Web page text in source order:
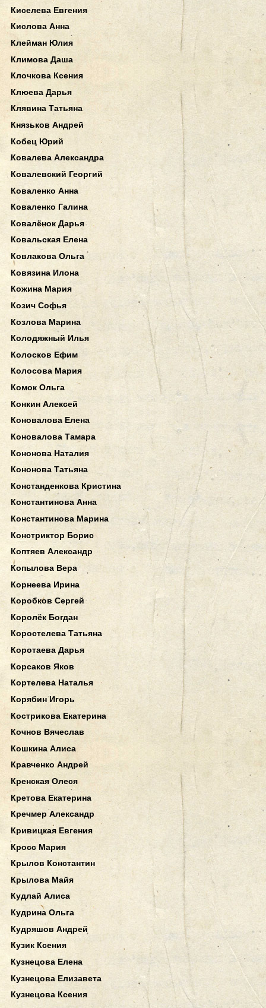
Киселева Евгения
Кислова Анна
Клейман Юлия
Климова Даша
Клочкова Ксения
Клюева Дарья
Клявина Татьяна
Князьков Андрей
Кобец Юрий
Ковалева Александра
Ковалевский Георгий
Коваленко Анна
Коваленко Галина
Ковалёнок Дарья
Ковальская Елена
Ковлакова Ольга
Ковязина Илона
Кожина Мария
Козич Софья
Козлова Марина
Колодяжный Илья
Колосков Ефим
Колосова Мария
Комок Ольга
Конкин Алексей
Коновалова Елена
Коновалова Тамара
Кононова Наталия
Кононова Татьяна
Констанденкова Кристина
Константинова Анна
Константинова Марина
Констриктор Борис
Коптяев Александр
Копылова Вера
Корнеева Ирина
Коробков Сергей
Королёк Богдан
Коростелева Татьяна
Коротаева Дарья
Корсаков Яков
Кортелева Наталья
Корябин Игорь
Кострикова Екатерина
Кочнов Вячеслав
Кошкина Алиса
Кравченко Андрей
Кренская Олеся
Кретова Екатерина
Кречмер Александр
Кривицкая Евгения
Кросс Мария
Крылов Константин
Крылова Майя
Кудлай Алиса
Кудрина Ольга
Кудряшов Андрей
Кузик Ксения
Кузнецова Елена
Кузнецова Елизавета
Кузнецова Ксения